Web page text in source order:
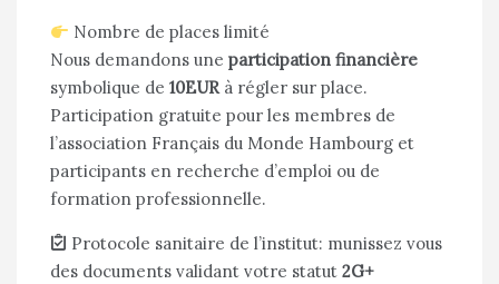
Nombre de places limité
Nous demandons une participation financière
symbolique de 10EURà régler sur place.
Participation gratuite pour les membres de
l’association Français du Monde Hambourg et
participants en recherche d’emploi ou de
formation professionnelle.
Protocole sanitaire de l’institut: munissez vous
des documents validant votre statut 2G+